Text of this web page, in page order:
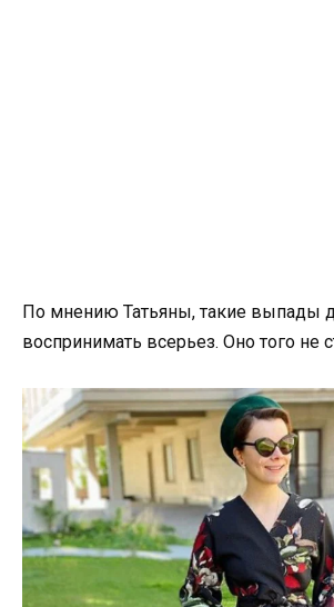
По мнению Татьяны, такие выпады
воспринимать всерьез. Оно того не